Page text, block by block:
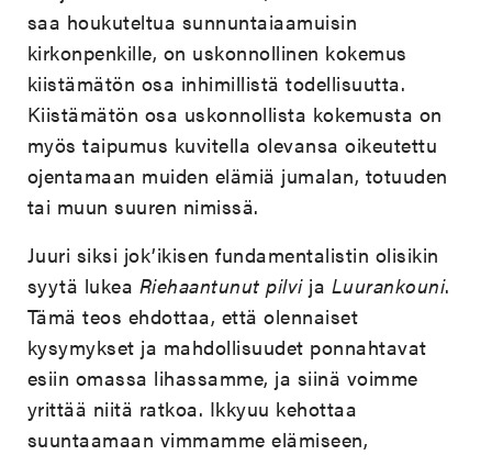
saa houkuteltua sunnuntaiaamuisin
kirkonpenkille, on uskonnollinen kokemus
kiistämätön osa inhimillistä todellisuutta.
Kiistämätön osa uskonnollista kokemusta on
myös taipumus kuvitella olevansa oikeutettu
ojentamaan muiden elämiä jumalan, totuuden
tai muun suuren nimissä.
Juuri siksi jok’ikisen fundamentalistin olisikin
syytä lukea Riehaantunut pilvija Luurankouni.
Tämä teos ehdottaa, että olennaiset
kysymykset ja mahdollisuudet ponnahtavat
esiin omassa lihassamme, ja siinä voimme
yrittää niitä ratkoa. Ikkyuu kehottaa
suuntaamaan vimmamme elämiseen,